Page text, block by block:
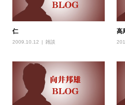
仁
2009.10.12 雑談
高